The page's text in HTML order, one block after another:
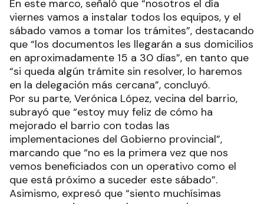
En este marco, señaló que “nosotros el día
viernes vamos a instalar todos los equipos, y el
sábado vamos a tomar los trámites”, destacando
que “los documentos les llegarán a sus domicilios
en aproximadamente 15 a 30 días”, en tanto que
“si queda algún trámite sin resolver, lo haremos
en la delegación más cercana”, concluyó.
Por su parte, Verónica López, vecina del barrio,
subrayó que “estoy muy feliz de cómo ha
mejorado el barrio con todas las
implementaciones del Gobierno provincial”,
marcando que “no es la primera vez que nos
vemos beneficiados con un operativo como el
que está próximo a suceder este sábado”.
Asimismo, expresó que “siento muchísimas